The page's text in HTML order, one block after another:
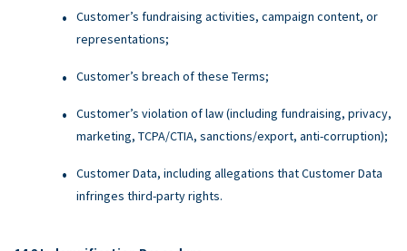
Customer’s fundraising activities, campaign content, or
representations;
Customer’s breach of these Terms;
Customer’s violation of law (including fundraising, privacy,
marketing, TCPA/CTIA, sanctions/export, anti-corruption);
Customer Data, including allegations that Customer Data
infringes third-party rights.